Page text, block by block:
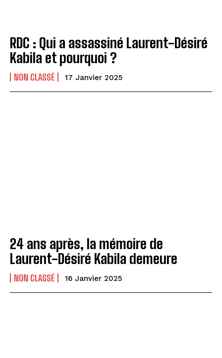
RDC : Qui a assassiné Laurent-Désiré
Kabila et pourquoi ?
NON CLASSÉ 17 Janvier 2025
24 ans après, la mémoire de
Laurent-Désiré Kabila demeure
NON CLASSÉ 16 Janvier 2025